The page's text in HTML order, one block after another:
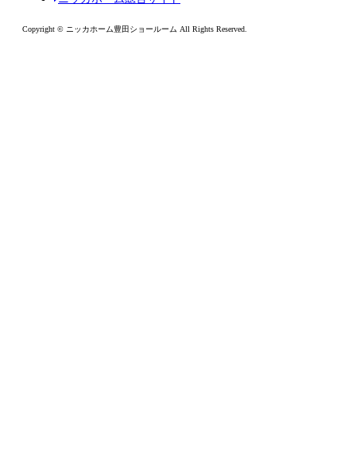
Copyright © ニッカホーム豊田ショールーム All Rights Reserved.